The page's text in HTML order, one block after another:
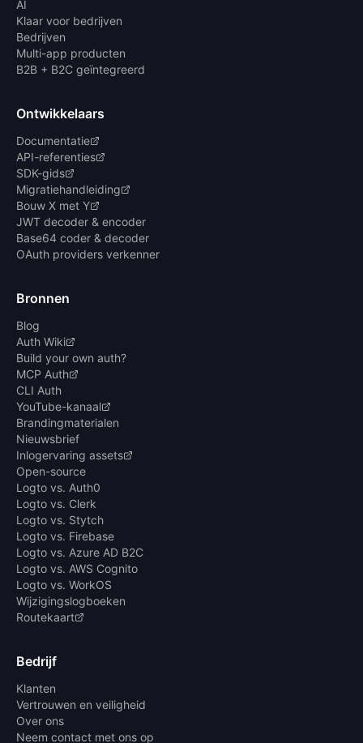
AI
Klaar voor bedrijven
Bedrijven
Multi-app producten
B2B + B2C geïntegreerd
Ontwikkelaars
Documentatie
API-referenties
SDK-gids
Migratiehandleiding
Bouw X met Y
JWT decoder & encoder
Base64 coder & decoder
OAuth providers verkenner
Bronnen
Blog
Auth Wiki
Build your own auth?
MCP Auth
CLI Auth
YouTube-kanaal
Brandingmaterialen
Nieuwsbrief
Inlogervaring assets
Open-source
Logto vs. Auth0
Logto vs. Clerk
Logto vs. Stytch
Logto vs. Firebase
Logto vs. Azure AD B2C
Logto vs. AWS Cognito
Logto vs. WorkOS
Wijzigingslogboeken
Routekaart
Bedrijf
Klanten
Vertrouwen en veiligheid
Over ons
Neem contact met ons op